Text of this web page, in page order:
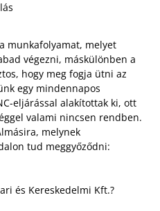
munkafolyamat, melyet
végezni, máskülönben a
hogy meg fogja ütni az
egy mindennapos
eljárással alakítottak ki, ott
valami nincsen rendben.
melynek
tud meggyőződni:
és Kereskedelmi Kft.?